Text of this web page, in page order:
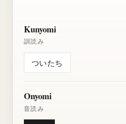
Kunyomi
訓読み
ついたち
Onyomi
音読み